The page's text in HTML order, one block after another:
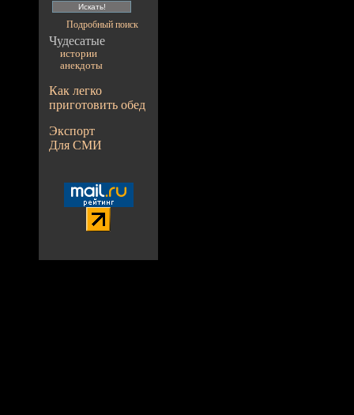
Подробный поиск
Чудесатые
истории
анекдоты
Как легко
приготовить обед
Экспорт
Для СМИ